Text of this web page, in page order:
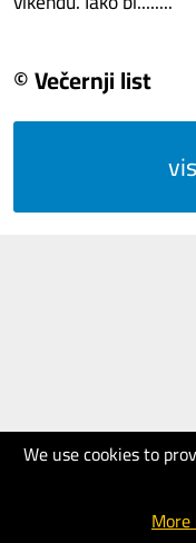
We use cookies to
© Večernji list